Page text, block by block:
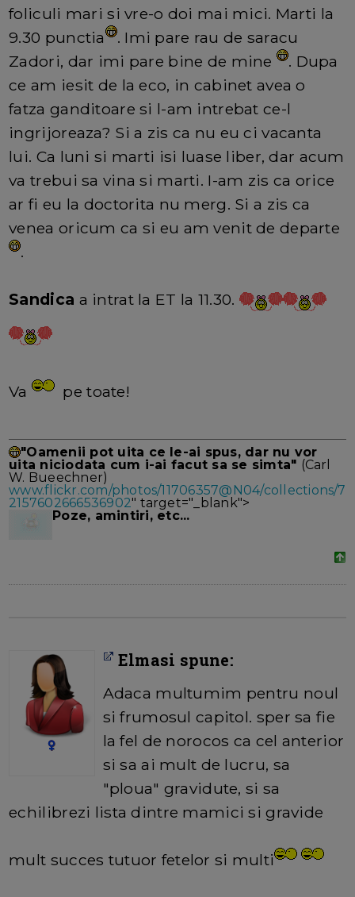
foliculi mari si vre-o doi mai mici. Marti la
9.30 punctia
. Imi pare rau de saracu
Zadori, dar imi pare bine de mine
. Dupa
ce am iesit de la eco, in cabinet avea o
fatza ganditoare si l-am intrebat ce-l
ingrijoreaza? Si a zis ca nu eu ci vacanta
lui. Ca luni si marti isi luase liber, dar acum
va trebui sa vina si marti. I-am zis ca orice
ar fi eu la doctorita nu merg. Si a zis ca
venea oricum ca si eu am venit de departe
.
Sandica a intrat la ET la 11.30.
Va pe toate!
"Oamenii pot uita ce le-ai spus, dar nu vor
uita niciodata cum i-ai facut sa se simta" (Carl
W. Bueechner)
www.flickr.com/photos/11706357@N04/collections/7
2157602666536902" target="_blank">
Poze, amintiri, etc...
Elmasi spune:
Adaca multumim pentru noul
si frumosul capitol. sper sa fie
la fel de norocos ca cel anterior
si sa ai mult de lucru, sa
"ploua" gravidute, si sa
echilibrezi lista dintre mamici si gravide
mult succes tutuor fetelor si multi